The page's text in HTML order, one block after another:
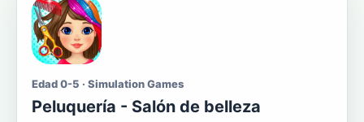
Edad 0-5 · Simulation Games
Peluquería - Salón de belleza